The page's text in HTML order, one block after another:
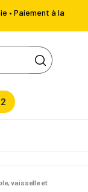
• Paiement à la
vaisselle et